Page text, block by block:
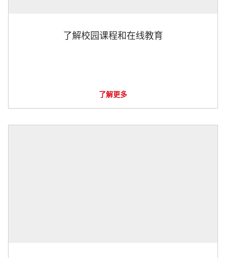
了解校园课程和在线教育
了解更多